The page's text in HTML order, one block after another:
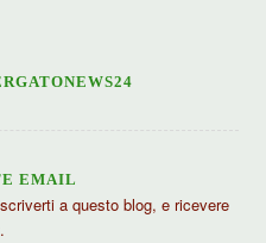
EMAIL
a questo blog, e ricevere